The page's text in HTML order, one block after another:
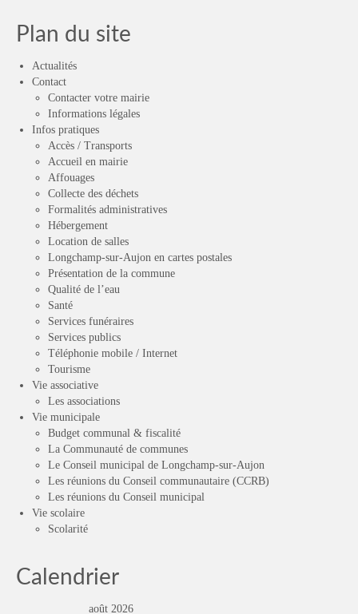
Plan du site
Actualités
Contact
Contacter votre mairie
Informations légales
Infos pratiques
Accès / Transports
Accueil en mairie
Affouages
Collecte des déchets
Formalités administratives
Hébergement
Location de salles
Longchamp-sur-Aujon en cartes postales
Présentation de la commune
Qualité de l’eau
Santé
Services funéraires
Services publics
Téléphonie mobile / Internet
Tourisme
Vie associative
Les associations
Vie municipale
Budget communal & fiscalité
La Communauté de communes
Le Conseil municipal de Longchamp-sur-Aujon
Les réunions du Conseil communautaire (CCRB)
Les réunions du Conseil municipal
Vie scolaire
Scolarité
Calendrier
août 2026